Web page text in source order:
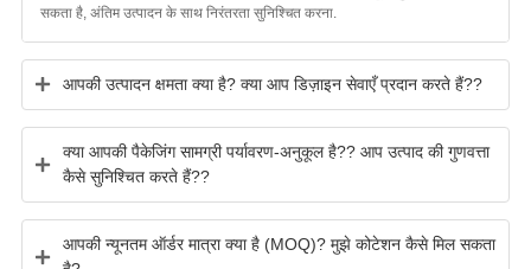
सकता है, अंतिम उत्पादन के साथ निरंतरता सुनिश्चित करना.
आपकी उत्पादन क्षमता क्या है? क्या आप डिज़ाइन सेवाएँ प्रदान करते हैं??
क्या आपकी पैकेजिंग सामग्री पर्यावरण-अनुकूल है?? आप उत्पाद की गुणवत्ता
कैसे सुनिश्चित करते हैं??
आपकी न्यूनतम ऑर्डर मात्रा क्या है (MOQ)? मुझे कोटेशन कैसे मिल सकता